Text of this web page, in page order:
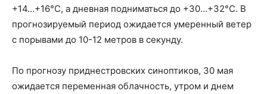
+14…+16°C, а дневная подниматься до +30…+32°C. В
прогнозируемый период ожидается умеренный ветер
с порывами до 10-12 метров в секунду.
По прогнозу приднестровских синоптиков, 30 мая
ожидается переменная облачность, утром и днем